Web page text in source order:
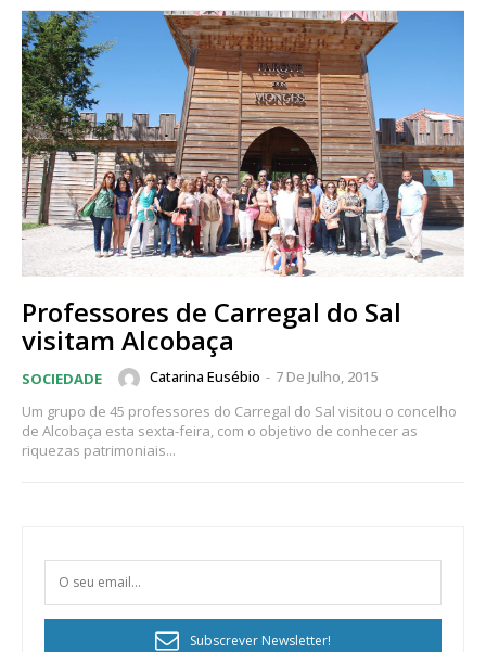
Professores de Carregal do Sal
visitam Alcobaça
SOCIEDADE Catarina Eusébio - 7 De Julho, 2015
Um grupo de 45 professores do Carregal do Sal visitou o concelho
de Alcobaça esta sexta-feira, com o objetivo de conhecer as
riquezas patrimoniais...
Subscrever Newsletter!